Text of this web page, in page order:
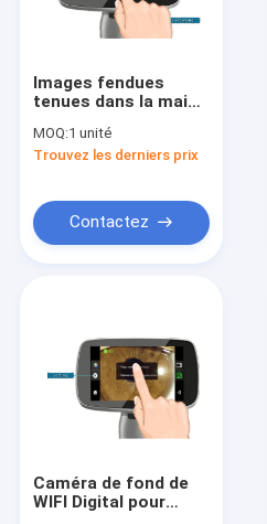
Visite d'usine
Cas
Echographe portable
scanner tenu dans la main
Trouveur infrarouge de veine
Images fendues
tenues dans la main
de fond de la lampe
16G Digital
MOQ:1 unité
Trouvez les derniers prix
Contactez
Caméra de fond de
WIFI Digital pour